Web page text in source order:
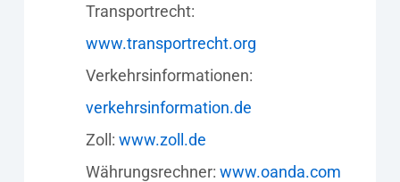
Transportrecht:
www.transportrecht.org
Verkehrsinformationen:
verkehrsinformation.de
Zoll: www.zoll.de
Währungsrechner: www.oanda.com